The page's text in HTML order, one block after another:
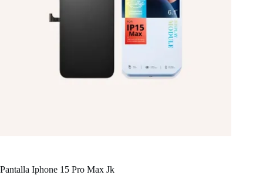
Pantalla Iphone 15 Pro Max Jk